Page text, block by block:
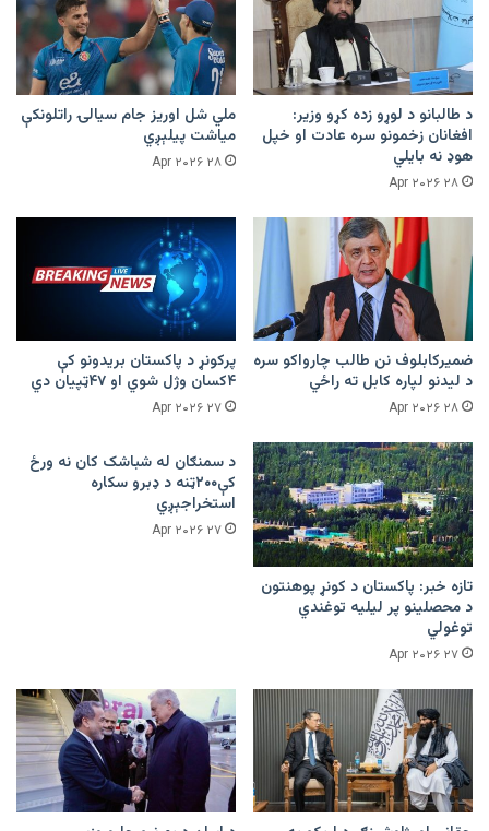
د طالبانو د لوړو زده کړو وزیر:
افغانان زخمونو سره عادت او خپل
هوډ نه بایلي
۲۸ Apr ۲۰۲۶
ملي شل اوریز جام سیالۍ راتلونکې
میاشت پیلېږي
۲۸ Apr ۲۰۲۶
ضمیرکابلوف نن طالب چارواکو سره
د لیدنو لپاره کابل ته راځي
۲۸ Apr ۲۰۲۶
پرکونړ د پاکستان بریدونو کې
۴کسان وژل شوي او ۴۷ټپیان دي
۲۷ Apr ۲۰۲۶
تازه خبر: پاکستان د کونړ پوهنتون
د محصلینو پر لیلیه توغندي
توغولي
۲۷ Apr ۲۰۲۶
د سمنګان له شباشک کان نه ورځ
کې۲۰۰ټنه د ډبرو سکاره
استخراجېږي
۲۷ Apr ۲۰۲۶